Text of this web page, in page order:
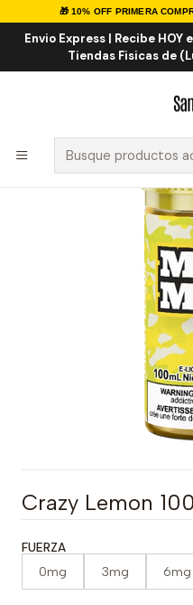
🎁 10% OFF PRIMERA
Envio Express | Recibe
Tiendas Fisicas de
Inicio E-LIQUID
Crazy
Crazy Lemon
FUERZA
0mg 3mg 6mg